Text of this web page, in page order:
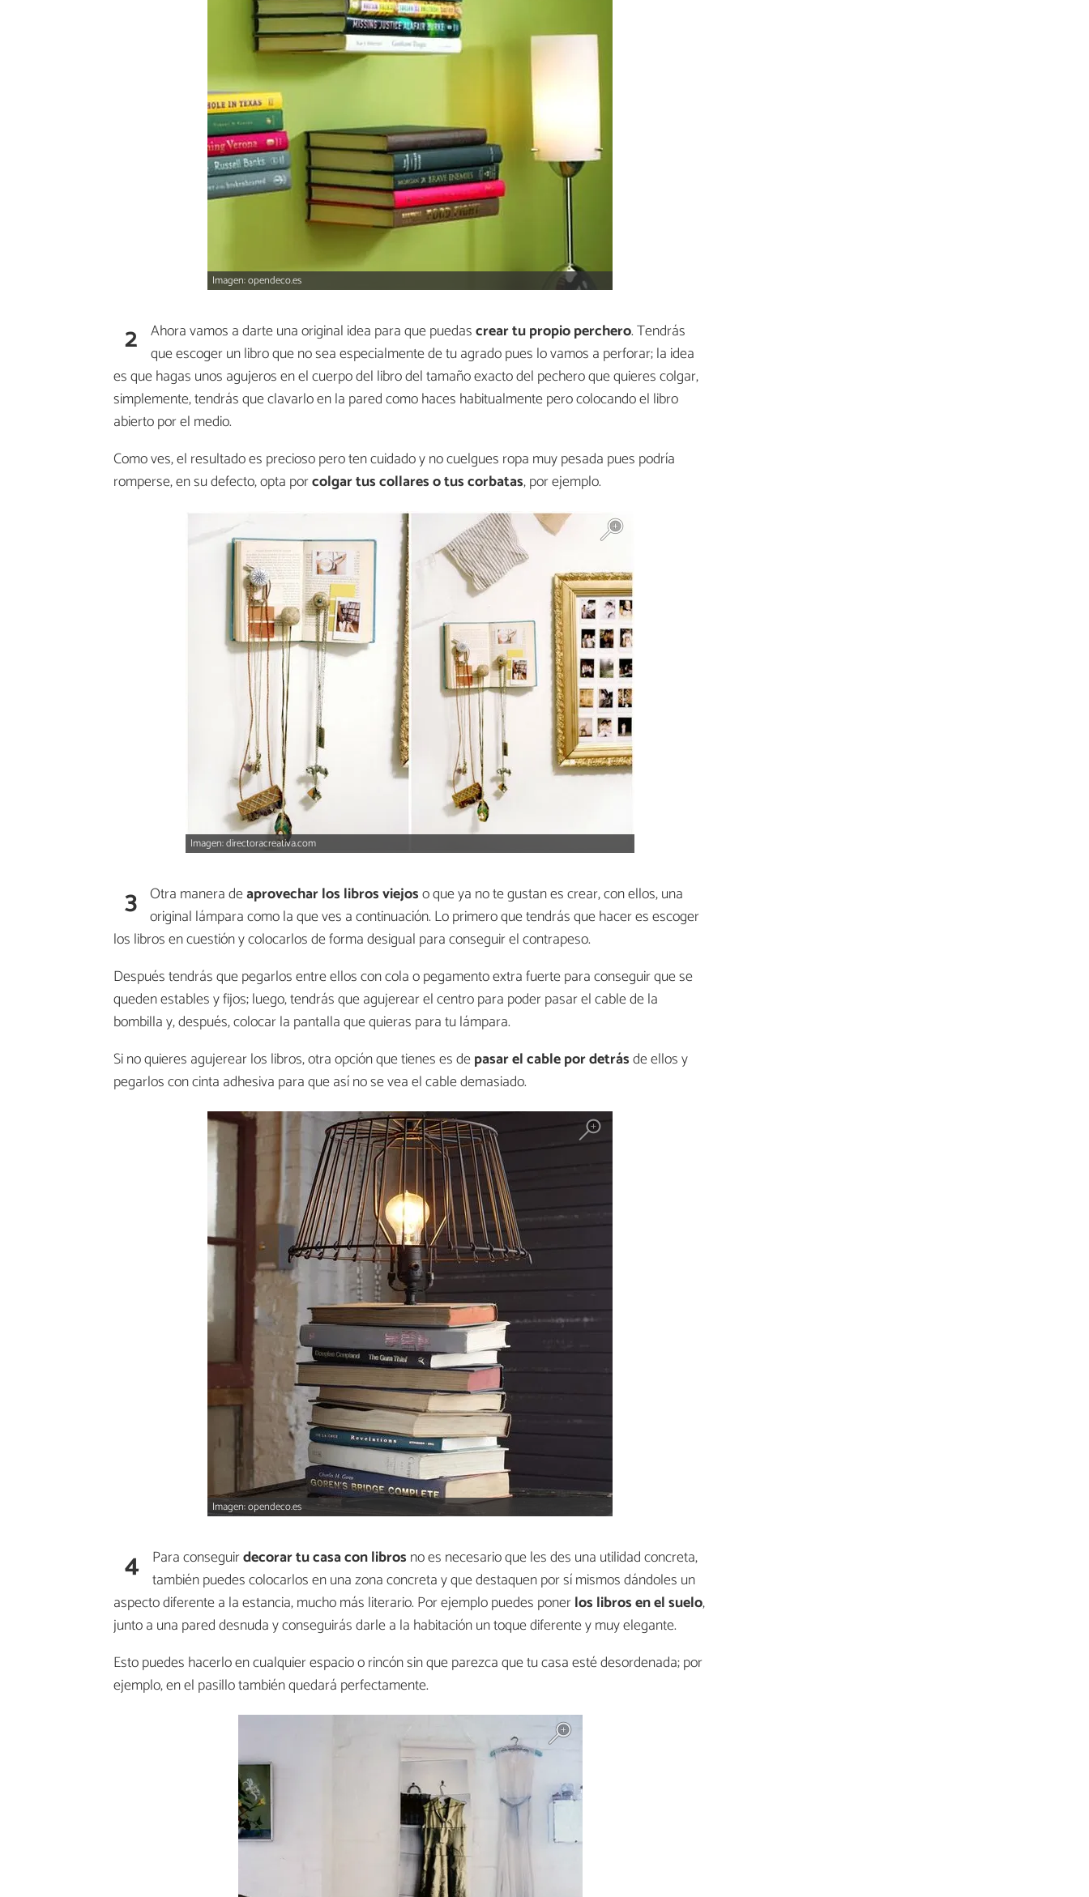
Imagen: opendeco.es
2 Ahora vamos a darte una original idea para que puedascrear tu propio perchero. Tendrás
que escoger un libro que no sea especialmente de tu agrado pues lo vamos a perforar; la idea
es que hagas unos agujeros en el cuerpo del libro del tamaño exacto del pechero que quieres colgar,
simplemente, tendrás que clavarlo en la pared como haces habitualmente pero colocando el libro
abierto por el medio.
Como ves, el resultado es precioso pero ten cuidado y no cuelgues ropa muy pesada pues podría
romperse, en su defecto, opta porcolgar tus collares o tus corbatas, por ejemplo.
Imagen: directoracreativa.com
3 Otra manera deaprovechar los libros viejoso que ya no te gustan es crear, con ellos, una
original lámpara como la que ves a continuación. Lo primero que tendrás que hacer es escoger
los libros en cuestión y colocarlos de forma desigual para conseguir el contrapeso.
Después tendrás que pegarlos entre ellos con cola o pegamento extra fuerte para conseguir que se
queden estables y fijos; luego, tendrás que agujerear el centro para poder pasar el cable de la
bombilla y, después, colocar la pantalla que quieras para tu lámpara.
Si no quieres agujerear los libros, otra opción que tienes es depasar el cable por detrásde ellos y
pegarlos con cinta adhesiva para que así no se vea el cable demasiado.
Imagen: opendeco.es
4 Para conseguirdecorar tu casa con libros no es necesario que les des una utilidad concreta,
también puedes colocarlos en una zona concreta y que destaquen por sí mismos dándoles un
aspecto diferente a la estancia, mucho más literario. Por ejemplo puedes ponerlos libros en el suelo,
junto a una pared desnuda y conseguirás darle a la habitación un toque diferente y muy elegante.
Esto puedes hacerlo en cualquier espacio o rincón sin que parezca que tu casa esté desordenada; por
ejemplo, en el pasillo también quedará perfectamente.